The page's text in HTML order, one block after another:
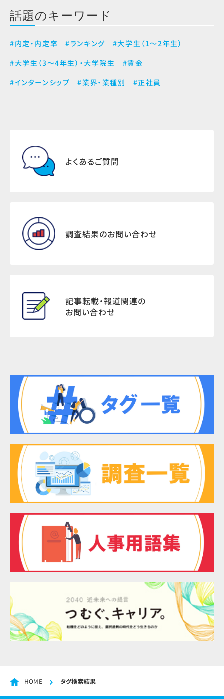
話題のキーワード
#内定・内定率 #ランキング
#大学生（1～2年生）
#大学生（3～4年生）・大学院生
#賃金
#インターンシップ
#業界・業種別 #正社員
よくあるご質問
調査結果のお問い合わせ
記事転載・報道関連の
お問い合わせ
HOME タグ検索結果